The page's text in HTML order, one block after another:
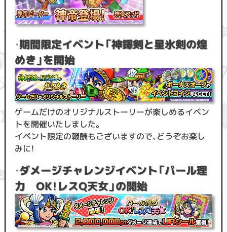
・期間限定イベント「神鐸剣と星氷剣の煌
めき」を開始
ゲームだけのオリジナルストーリーが楽しめるイベン
トを開催いたしました。
イベント限定の報酬もございますので、どうぞお楽し
みに！
・ダメージチャレンジイベント「パール理
力 OK！レスQ天女」の開始